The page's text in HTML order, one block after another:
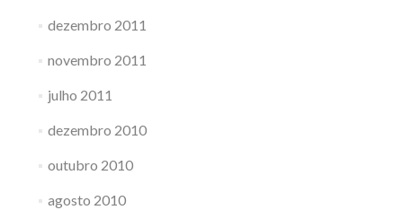
dezembro 2011
novembro 2011
julho 2011
dezembro 2010
outubro 2010
agosto 2010